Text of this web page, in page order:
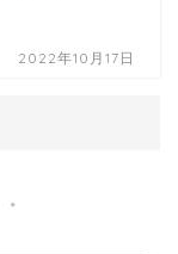
2022年10月17日